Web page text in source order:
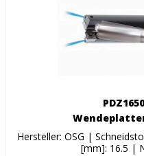
Hersteller: OSG |
[mm]: 16.5 |